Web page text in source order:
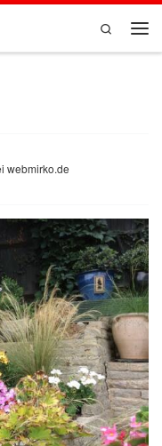
Search
webmirko.de